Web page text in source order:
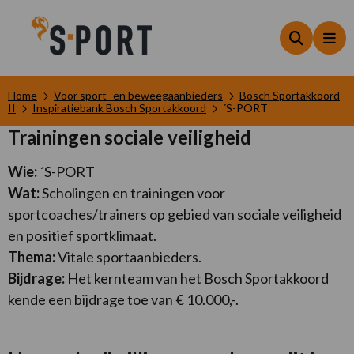
Zoeken
Home Voor sport- en beweegaanbieders
Bosch Sportakkoord
II
Inspiratiebank Bosch Sportakkoord ´S-PORT
Trainingen sociale veiligheid
Wie: ´S-PORT
Wat:Scholingen en trainingen voor
sportcoaches/trainers op gebied van sociale veiligheid
en positief sportklimaat.
Thema:Vitale sportaanbieders.
Bijdrage: Het kernteam van het Bosch Sportakkoord
kende een bijdrage toe van € 10.000,-.